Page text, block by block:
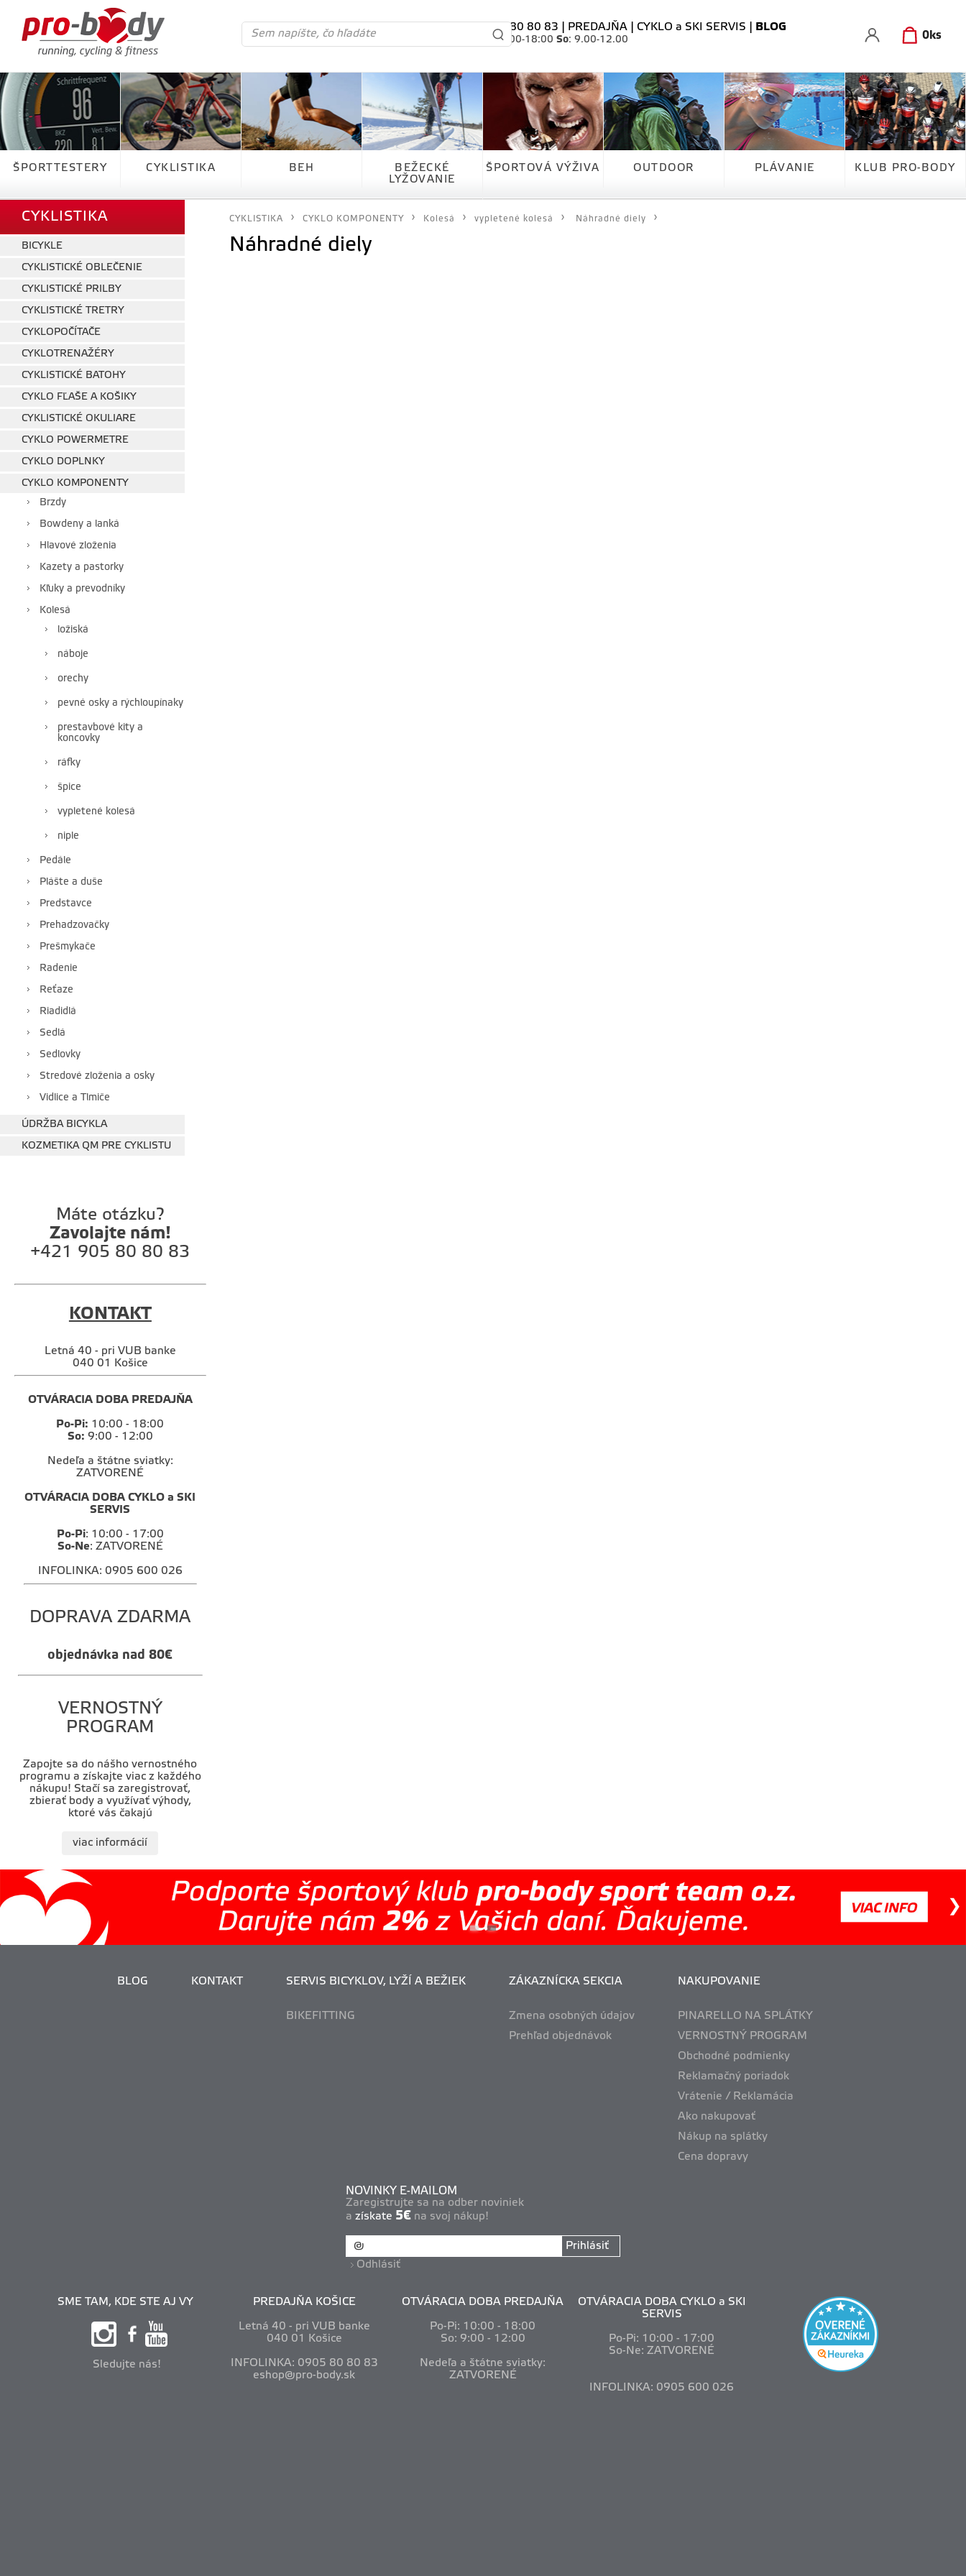
0 ks
tel. 0905 80 80 83 | PREDAJŇA CYKLO a SKI SERVIS BLOG
: 10.00-18:00 So: 9.00-12.00
ŠPORTTESTERY CYKLISTIKA BEH
BEŽECKÉ
LYŽOVANIE
ŠPORTOVÁ VÝŽIVA OUTDOOR PLÁVANIE KLUB PRO-BODY
CYKLISTIKA
BICYKLE
CYKLISTICKÉ OBLEČENIE
CYKLISTICKÉ PRILBY
CYKLISTICKÉ TRETRY
CYKLOPOČÍTAČE
CYKLOTRENAŽÉRY
CYKLISTICKÉ BATOHY
CYKLO FĽAŠE A KOŠIKY
CYKLISTICKÉ OKULIARE
CYKLO POWERMETRE
CYKLO DOPLNKY
CYKLO KOMPONENTY
Brzdy
Bowdeny a lanká
Hlavové zloženia
Kazety a pastorky
Kľuky a prevodníky
Kolesá
ložiská
náboje
orechy
pevné osky a rýchloupínaky
prestavbové kity a
koncovky
ráfky
špice
vypletené kolesá
niple
Pedále
Plášte a duše
Predstavce
Prehadzovačky
Prešmykače
Radenie
Reťaze
Riadidlá
Sedlá
Sedlovky
Stredové zloženia a osky
Vidlice a Tlmiče
ÚDRŽBA BICYKLA
KOZMETIKA QM PRE CYKLISTU
Máte otázku?
Zavolajte nám!
+421 905 80 80 83
KONTAKT
Letná 40 - pri VUB banke
040 01 Košice
OTVÁRACIA DOBA PREDAJŇA
Po-Pi: 10:00 - 18:00
So: 9:00 - 12:00
Nedeľa a štátne sviatky:
ZATVORENÉ
OTVÁRACIA DOBA CYKLO a SKI
SERVIS
Po-Pi: 10:00 - 17:00
So-Ne: ZATVORENÉ
INFOLINKA: 0905 600 026
DOPRAVA ZDARMA
objednávka nad 80€
VERNOSTNÝ
PROGRAM
Zapojte sa do nášho vernostného
programu a získajte viac z každého
nákupu! Stačí sa zaregistrovať,
zbierať body a využívať výhody,
ktoré vás čakajú
viac informácií
CYKLISTIKA CYKLO KOMPONENTY Kolesá vypletené kolesá Náhradné diely
Náhradné diely
BLOG KONTAKT SERVIS BICYKLOV, LYŽÍ A BEŽIEK
BIKEFITTING
ZÁKAZNÍCKA SEKCIA
Zmena osobných údajov
Prehľad objednávok
NAKUPOVANIE
PINARELLO NA SPLÁTKY
VERNOSTNÝ PROGRAM
Obchodné podmienky
Reklamačný poriadok
Vrátenie / Reklamácia
Ako nakupovať
Nákup na splátky
Cena dopravy
NOVINKY E-MAILOM
Zaregistrujte sa na odber noviniek
a získate 5€ na svoj nákup!
Prihlásiť
Odhlásiť
SME TAM, KDE STE AJ VY
Sledujte nás!
PREDAJŇA KOŠICE
Letná 40 - pri VUB banke
040 01 Košice
INFOLINKA: 0905 80 80 83
eshop@pro-body.sk
OTVÁRACIA DOBA PREDAJŇA
Po-Pi: 10:00 - 18:00
So: 9:00 - 12:00
Nedeľa a štátne sviatky:
ZATVORENÉ
OTVÁRACIA DOBA CYKLO a SKI
SERVIS
Po-Pi: 10:00 - 17:00
So-Ne: ZATVORENÉ
INFOLINKA: 0905 600 026